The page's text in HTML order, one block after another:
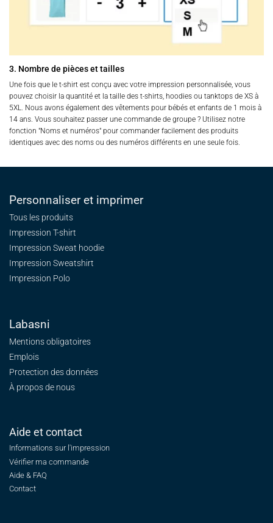
3. Nombre de pièces et tailles
Une fois que le t-shirt est conçu avec votre impression personnalisée, vous
pouvez choisir la quantité et la taille des t-shirts, hoodies ou tanktops de XS à
5XL. Nous avons également des vêtements pour bébés et enfants de 1 mois à
14 ans. Vous souhaitez passer une commande de groupe ? Utilisez notre
fonction "Noms et numéros" pour commander facilement des produits
identiques avec des noms ou des numéros différents en une seule fois.
Personnaliser et imprimer
Tous les produits
Impression T-shirt
Impression Sweat hoodie
Impression Sweatshirt
Impression Polo
Labasni
Mentions obligatoires
Emplois
Protection des données
À propos de nous
Aide et contact
Informations sur l'impression
Vérifier ma commande
Aide & FAQ
Contact